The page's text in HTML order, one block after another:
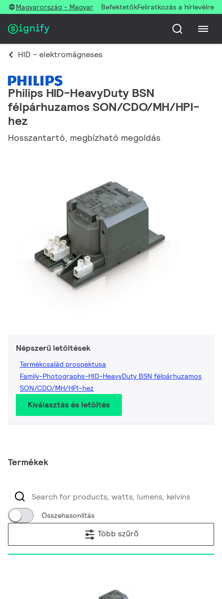
Magyarország - Magyar BefektetőkFeliratkozás a hírlevélre
HID – elektromágneses
Philips HID-HeavyDuty BSN
félpárhuzamos SON/CDO/MH/HPI-
hez
Hosszantartó, megbízható megoldás
Népszerű letöltések
Termékcsalád prospektusa
Family-Photographs-HID-HeavyDuty BSN félpárhuzamos
SON/CDO/MH/HPI-hez
Kiválasztás és letöltés
Termékek
Összehasonlítás
Több szűrő